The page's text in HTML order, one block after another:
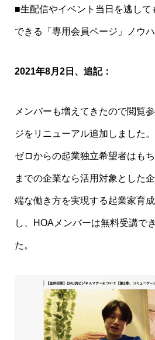
■生配信やイベント当日を逃し
できる「専用会員ページ」ノウ
2021年8月2日、追記：
メンバーも増えてきたので閲覧
ジをリニューアル追加しました。
ゼロからの起業独立希望者はも
までの企業なら活用対象とした
端な働き方を実現する起業家育
し、HOAメンバーは無料受講で
た。